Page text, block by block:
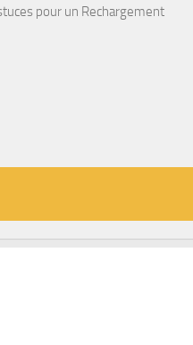
pour un Rechargement